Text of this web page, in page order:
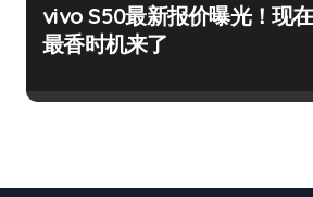
vivo S50最新报价曝光！现
最香时机来了